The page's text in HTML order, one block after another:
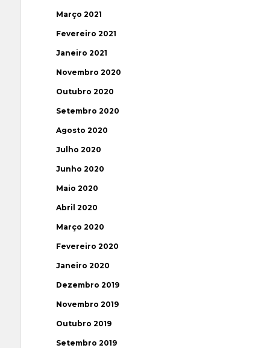
Março 2021
Fevereiro 2021
Janeiro 2021
Novembro 2020
Outubro 2020
Setembro 2020
Agosto 2020
Julho 2020
Junho 2020
Maio 2020
Abril 2020
Março 2020
Fevereiro 2020
Janeiro 2020
Dezembro 2019
Novembro 2019
Outubro 2019
Setembro 2019